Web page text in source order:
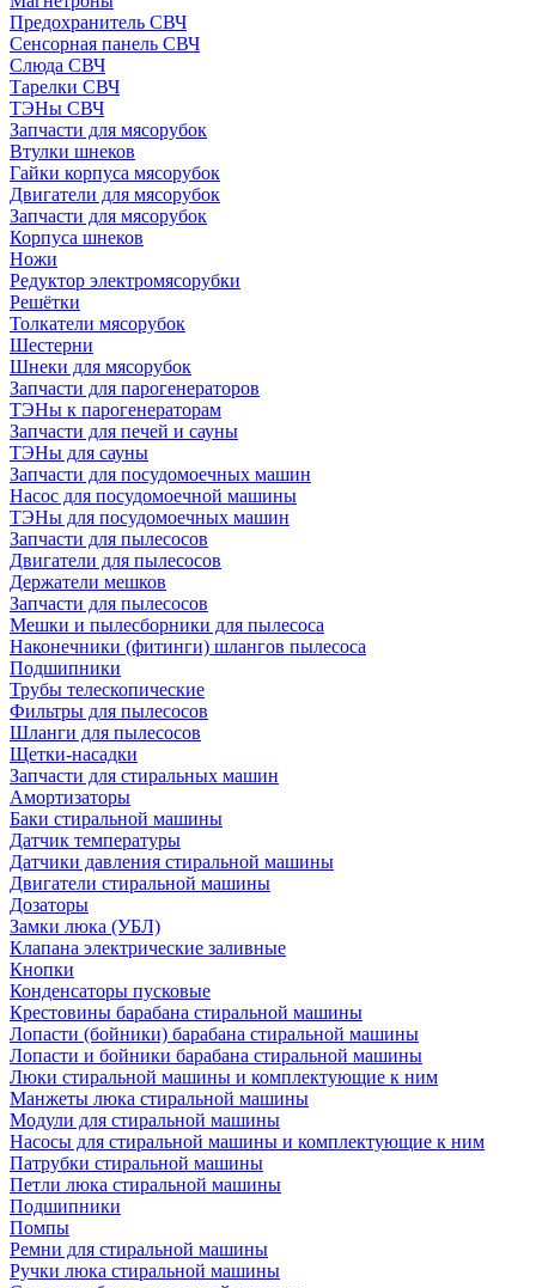
Предохранитель СВЧ
Сенсорная панель СВЧ
Слюда СВЧ
Тарелки СВЧ
ТЭНы СВЧ
Запчасти для мясорубок
Втулки шнеков
Гайки корпуса мясорубок
Двигатели для мясорубок
Запчасти для мясорубок
Корпуса шнеков
Ножи
Редуктор электромясорубки
Решётки
Толкатели мясорубок
Шестерни
Шнеки для мясорубок
Запчасти для парогенераторов
ТЭНы к парогенераторам
Запчасти для печей и сауны
ТЭНы для сауны
Запчасти для посудомоечных машин
Насос для посудомоечной машины
ТЭНы для посудомоечных машин
Запчасти для пылесосов
Двигатели для пылесосов
Держатели мешков
Запчасти для пылесосов
Мешки и пылесборники для пылесоса
Наконечники (фитинги) шлангов пылесоса
Подшипники
Трубы телескопические
Фильтры для пылесосов
Шланги для пылесосов
Щетки-насадки
Запчасти для стиральных машин
Амортизаторы
Баки стиральной машины
Датчик температуры
Датчики давления стиральной машины
Двигатели стиральной машины
Дозаторы
Замки люка (УБЛ)
Клапана электрические заливные
Кнопки
Конденсаторы пусковые
Крестовины барабана стиральной машины
Лопасти (бойники) барабана стиральной машины
Лопасти и бойники барабана стиральной машины
Люки стиральной машины и комплектующие к ним
Манжеты люка стиральной машины
Модули для стиральной машины
Насосы для стиральной машины и комплектующие к ним
Патрубки стиральной машины
Петли люка стиральной машины
Подшипники
Помпы
Ремни для стиральной машины
Ручки люка стиральной машины